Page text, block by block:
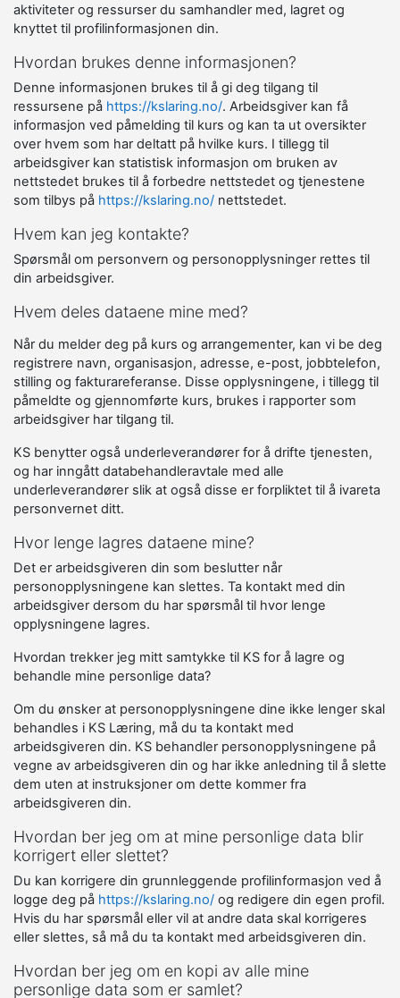
aktiviteter og ressurser du samhandler med, lagret og
knyttet til profilinformasjonen din.
Hvordan brukes denne informasjonen?
Denne informasjonen brukes til å gi deg tilgang til
ressursene på https://kslaring.no/. Arbeidsgiver kan få
informasjon ved påmelding til kurs og kan ta ut oversikter
over hvem som har deltatt på hvilke kurs. I tillegg til
arbeidsgiver kan statistisk informasjon om bruken av
nettstedet brukes til å forbedre nettstedet og tjenestene
som tilbys på https://kslaring.no/ nettstedet.
Hvem kan jeg kontakte?
Spørsmål om personvern og personopplysninger rettes til
din arbeidsgiver.
Hvem deles dataene mine med?
Når du melder deg på kurs og arrangementer, kan vi be deg
registrere navn, organisasjon, adresse, e-post, jobbtelefon,
stilling og fakturareferanse. Disse opplysningene, i tillegg til
påmeldte og gjennomførte kurs, brukes i rapporter som
arbeidsgiver har tilgang til.
KS benytter også underleverandører for å drifte tjenesten,
og har inngått databehandleravtale med alle
underleverandører slik at også disse er forpliktet til å ivareta
personvernet ditt.
Hvor lenge lagres dataene mine?
Det er arbeidsgiveren din som beslutter når
personopplysningene kan slettes. Ta kontakt med din
arbeidsgiver dersom du har spørsmål til hvor lenge
opplysningene lagres.
Hvordan trekker jeg mitt samtykke til KS for å lagre og
behandle mine personlige data?
Om du ønsker at personopplysningene dine ikke lenger skal
behandles i KS Læring, må du ta kontakt med
arbeidsgiveren din. KS behandler personopplysningene på
vegne av arbeidsgiveren din og har ikke anledning til å slette
dem uten at instruksjoner om dette kommer fra
arbeidsgiveren din.
Hvordan ber jeg om at mine personlige data blir
korrigert eller slettet?
Du kan korrigere din grunnleggende profilinformasjon ved å
logge deg på https://kslaring.no/ og redigere din egen profil.
Hvis du har spørsmål eller vil at andre data skal korrigeres
eller slettes, så må du ta kontakt med arbeidsgiveren din.
Hvordan ber jeg om en kopi av alle mine
personlige data som er samlet?